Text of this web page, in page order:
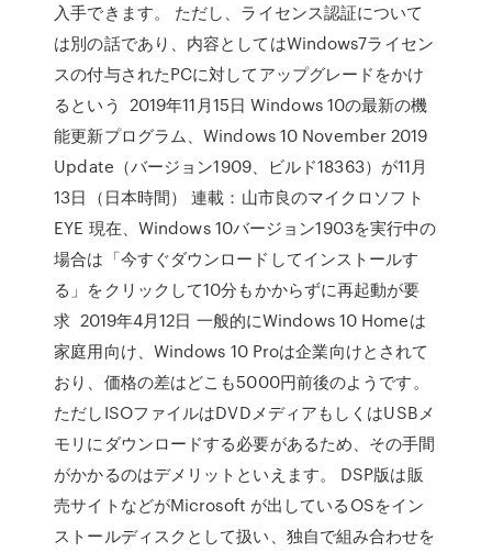
入手できます。 ただし、ライセンス認証について
は別の話であり、内容としてはWindows7ライセン
スの付与されたPCに対してアップグレードをかけ
るという 2019年11月15日 Windows 10の最新の機
能更新プログラム、Windows 10 November 2019
Update（バージョン1909、ビルド18363）が11月
13日（日本時間） 連載：山市良のマイクロソフト
EYE 現在、Windows 10バージョン1903を実行中の
場合は「今すぐダウンロードしてインストールす
る」をクリックして10分もかからずに再起動が要
求 2019年4月12日 一般的にWindows 10 Homeは
家庭用向け、Windows 10 Proは企業向けとされて
おり、価格の差はどこも5000円前後のようです。
ただしISOファイルはDVDメディアもしくはUSBメ
モリにダウンロードする必要があるため、その手間
がかかるのはデメリットといえます。 DSP版は販
売サイトなどがMicrosoft が出しているOSをイン
ストールディスクとして扱い、独自で組み合わせを